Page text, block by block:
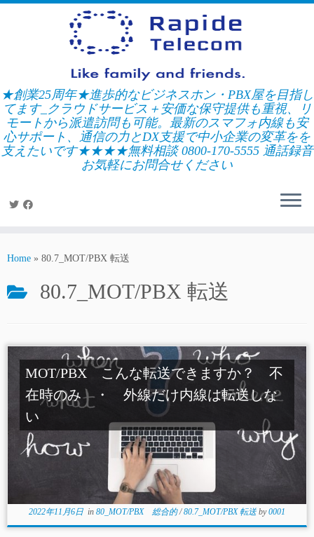
Skip
★創業25周年★進歩的なビジネスホン・PBX屋を目指し
てます_クラウドサービス＋安価な保守提供も重視、リ
モートから派遣訪問も可能。最新のスマフォ内線も安
心サポート、通信の力とDX支援で中小企業の変革をを
支えたいです★★★★無料相談 0800-170-5555 通話録音
お気軽にお問合せください
Home » 80.7_MOT/PBX 転送
80.7_MOT/PBX 転送
MOT/PBX こんな転送できますか？ 不
在時のみ ・ 外線だけ内線は転送しな
い
2022年11月6日in 80_MOT/PBX 総合的/80.7_MOT/PBX 転送 by0001